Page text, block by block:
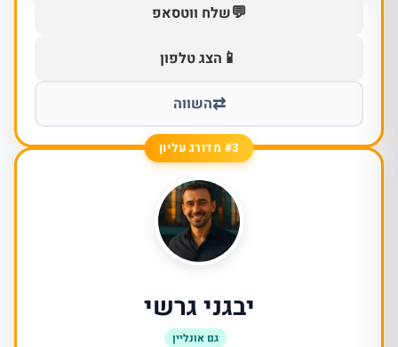
💬שלח ווטסאפ
📱 הצג טלפון
⇄השווה
#3 מדורג עליון
יבגני גרשי
גם אונליין